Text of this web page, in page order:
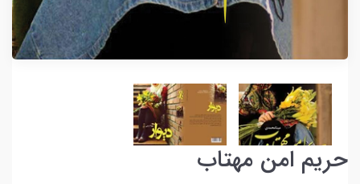
حریم امن مهتاب